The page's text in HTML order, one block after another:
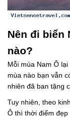
Nên đi biển
nào?
Mỗi mùa Nam Ô
mùa nào bạn vẫn
nhiên đã ban tặng
Tuy nhiên, theo
Ô thì thời điểm